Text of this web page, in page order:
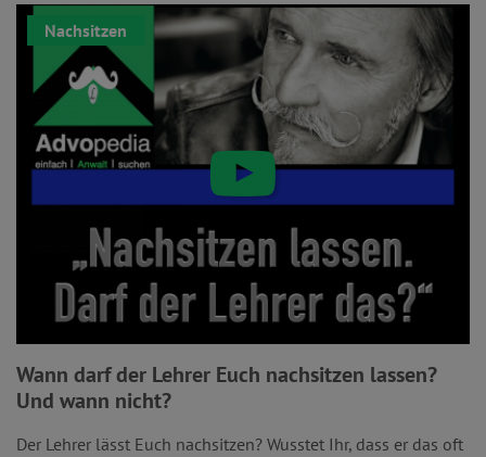
Nachsitzen
Wann darf der Lehrer Euch nachsitzen lassen?
Und wann nicht?
Der Lehrer lässt Euch nachsitzen? Wusstet Ihr, dass er das oft